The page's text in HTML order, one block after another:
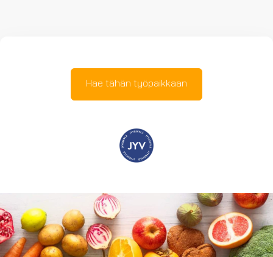
Hae tähän työpaikkaan